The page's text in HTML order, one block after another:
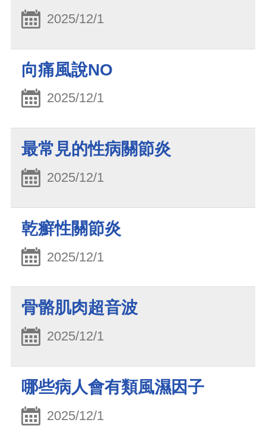
2025/12/1
向痛風說NO
2025/12/1
最常見的性病關節炎
2025/12/1
乾癬性關節炎
2025/12/1
骨骼肌肉超音波
2025/12/1
哪些病人會有類風濕因子
2025/12/1